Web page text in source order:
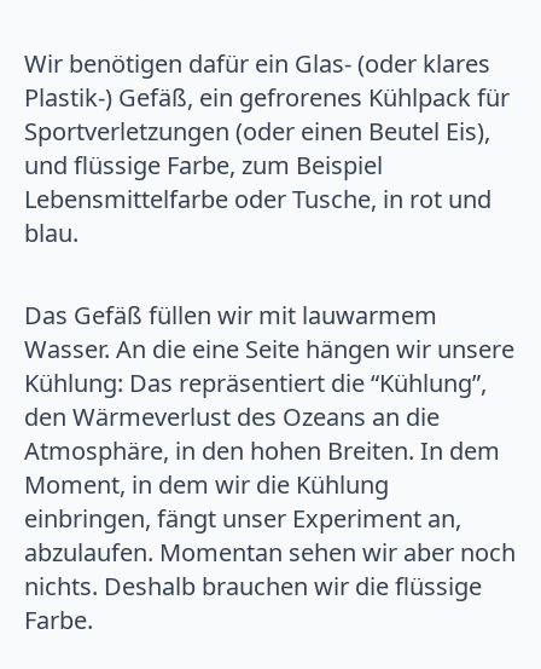
Wir benötigen dafür ein Glas- (oder klares
Plastik-) Gefäß, ein gefrorenes Kühlpack für
Sportverletzungen (oder einen Beutel Eis),
und flüssige Farbe, zum Beispiel
Lebensmittelfarbe oder Tusche, in rot und
blau.
Das Gefäß füllen wir mit lauwarmem
Wasser. An die eine Seite hängen wir unsere
Kühlung: Das repräsentiert die “Kühlung”,
den Wärmeverlust des Ozeans an die
Atmosphäre, in den hohen Breiten. In dem
Moment, in dem wir die Kühlung
einbringen, fängt unser Experiment an,
abzulaufen. Momentan sehen wir aber noch
nichts. Deshalb brauchen wir die flüssige
Farbe.